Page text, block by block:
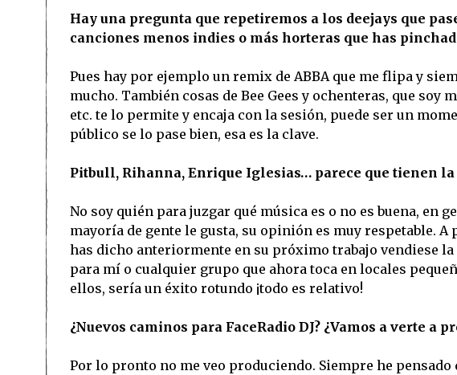
Hay una pregunta que repetiremos a los deejays que
canciones menos indies o más horteras que has
Pues hay por ejemplo un remix de ABBA que me flipa y
mucho. También cosas de Bee Gees y ochenteras, que soy
etc. te lo permite y encaja con la sesión, puede ser un
público se lo pase bien, esa es la clave.
Pitbull, Rihanna, Enrique Iglesias… parece que tienen
No soy quién para juzgar qué música es o no es buena, en
mayoría de gente le gusta, su opinión es muy respetable.
has dicho anteriormente en su próximo trabajo vendiese
para mí o cualquier grupo que ahora toca en locales
ellos, sería un éxito rotundo ¡todo es relativo!
¿Nuevos caminos para FaceRadio DJ? ¿Vamos a verte a
Por lo pronto no me veo produciendo. Siempre he pensado